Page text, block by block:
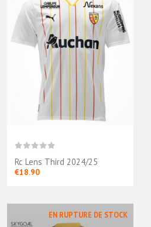
Rc Lens Third 2024/25
€18.90
EN RUPTURE DE STOCK